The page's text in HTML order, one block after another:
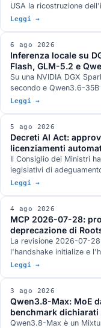
USA la ricostruzione
endpoint di refresh
valutazione diversi che
compare.
Leggi →
6 ago 2026
Inferenza locale su
Flash, GLM-5.2 e
Su una NVIDIA DGX
secondo e Qwen3.6-
Flash 0731 a 82, su tre
parametri in 272 GB.
condizioni in cui ogni
Leggi →
5 ago 2026
Decreti AI Act:
licenziamenti
Il Consiglio dei Ministri
legislativi di
Identificazione
art. 437-bis del codice
omnibus.
Leggi →
4 ago 2026
MCP 2026-07-28:
deprecazione di
La revisione 2026-07-
l'handshake initialize e
viaggia da sola e un
Sampling e Logging
Leggi →
3 ago 2026
Qwen3.8-Max: MoE
benchmark dichiarati
Qwen3.8-Max è un